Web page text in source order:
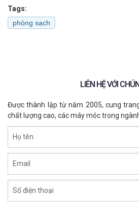
KHẨU TRANG MAYAN PM2.5
Tags:
phòng sạch
LIÊN HỆ VỚI
Được thành lập từ năm 2005, cung
chất lượng cao, các máy móc trong
Họ tên
Email
Số điện thoại